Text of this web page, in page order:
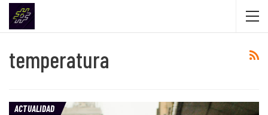
temperatura
ACTUALIDAD